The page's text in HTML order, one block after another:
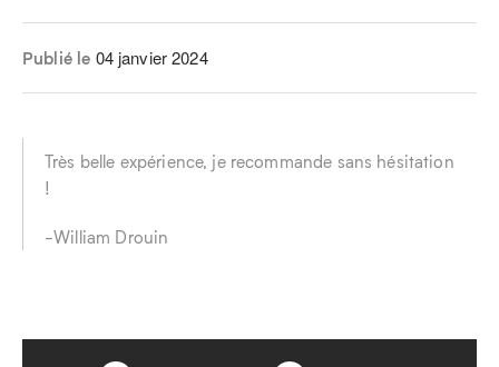
Publié le 04 janvier 2024
Très belle expérience, je recommande sans hésitation
!
-William Drouin